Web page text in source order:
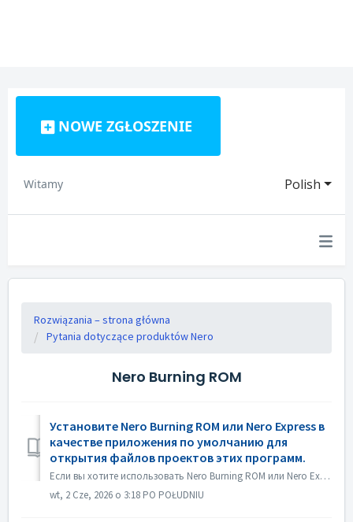
NOWE ZGŁOSZENIE
Polish
Witamy
Rozwiązania – strona główna
Pytania dotyczące produktów Nero
Nero Burning ROM
Установите Nero Burning ROM или Nero Express в
качестве приложения по умолчанию для
открытия файлов проектов этих программ.
Если вы хотите использовать Nero Burning ROM или Nero Express в качестве приложения по умолчанию для открытия файлов проектов Nero Burning ROM или проектов ...
wt, 2 Cze, 2026 o 3:18 PO POŁUDNIU